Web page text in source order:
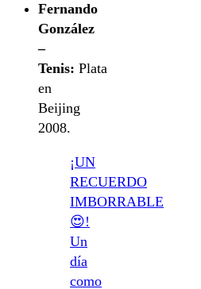
Fernando
González
–
Tenis: Plata
en
Beijing
2008.
¡UN
RECUERDO
IMBORRABLE
😍!
Un
día
como